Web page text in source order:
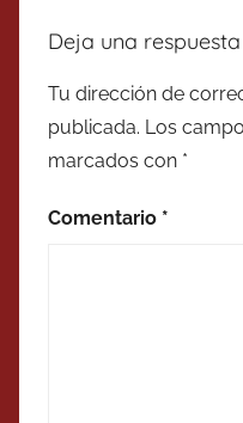
Deja una respuesta
Tu dirección de
publicada. Los
marcados con *
Comentario *